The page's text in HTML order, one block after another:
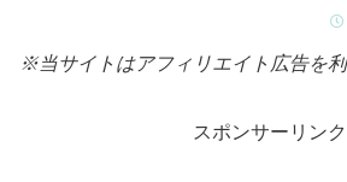
※当サイトはアフィリエイト広告を
スポンサーリンク